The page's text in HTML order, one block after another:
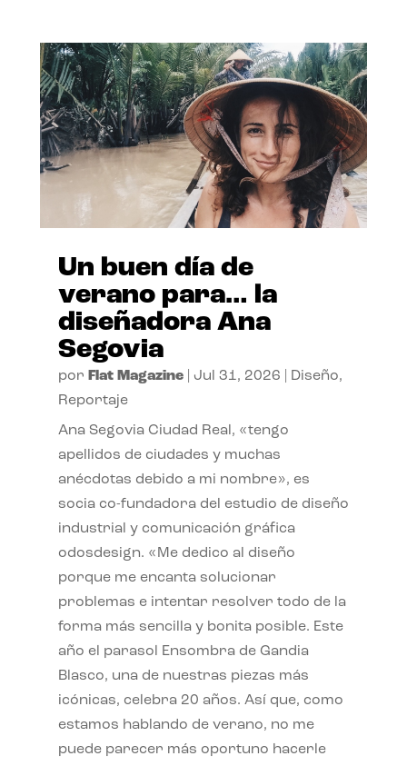
Un buen día de
verano para… la
diseñadora Ana
Segovia
por Flat Magazine| Jul 31, 2026 Diseño,
Reportaje
Ana Segovia Ciudad Real, «tengo
apellidos de ciudades y muchas
anécdotas debido a mi nombre», es
socia co-fundadora del estudio de diseño
industrial y comunicación gráfica
odosdesign. «Me dedico al diseño
porque me encanta solucionar
problemas e intentar resolver todo de la
forma más sencilla y bonita posible. Este
año el parasol Ensombra de Gandia
Blasco, una de nuestras piezas más
icónicas, celebra 20 años. Así que, como
estamos hablando de verano, no me
puede parecer más oportuno hacerle